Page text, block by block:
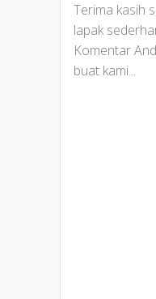
Terima kasih
lapak
Komentar
buat kami...